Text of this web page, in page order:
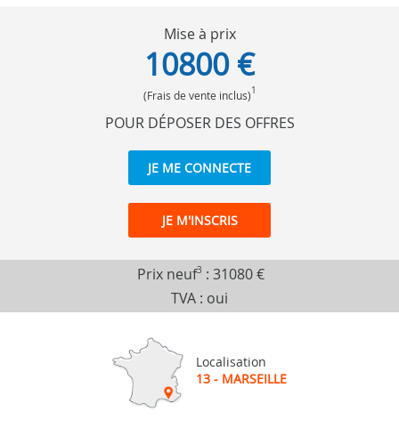
Mise à prix
10800 €
(Frais de vente inclus)1
POUR DÉPOSER DES OFFRES
JE ME CONNECTE
JE M'INSCRIS
Prix neuf3 : 31080 €
TVA : oui
Localisation
13 - MARSEILLE